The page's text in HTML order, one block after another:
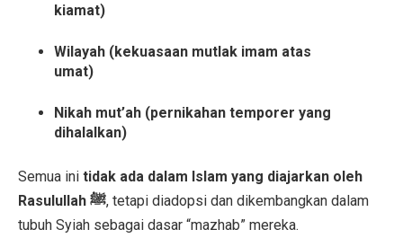
kiamat)
Wilayah (kekuasaan mutlak imam atas
umat)
Nikah mut’ah (pernikahan temporer yang
dihalalkan)
Semua ini tidak ada dalam Islam yang diajarkan oleh
Rasulullah ﷺ, tetapi diadopsi dan dikembangkan dalam
tubuh Syiah sebagai dasar “mazhab” mereka.